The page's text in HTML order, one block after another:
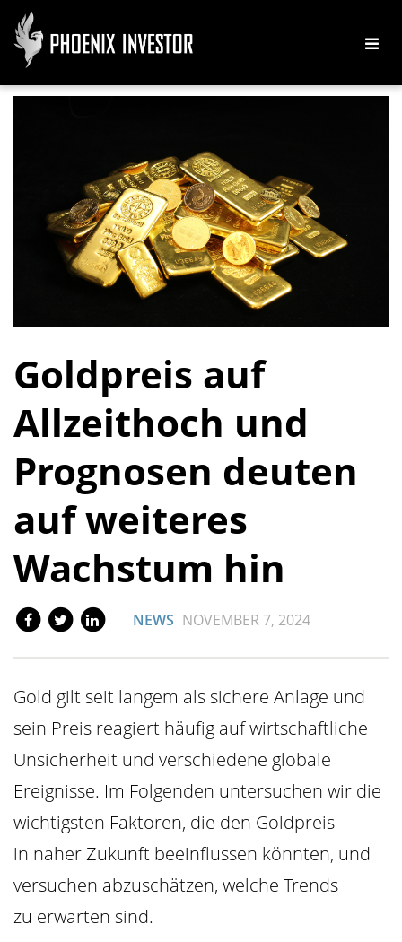
Goldpreis auf
Allzeithoch und
Prognosen deuten
auf weiteres
Wachstum hin
NEWS NOVEMBER 7, 2024
Gold gilt seit langem als sichere Anlage und
sein Preis reagiert häufig auf wirtschaftliche
Unsicherheit und verschiedene globale
Ereignisse. Im Folgenden untersuchen wir die
wichtigsten Faktoren, die den Goldpreis
in naher Zukunft beeinflussen könnten, und
versuchen abzuschätzen, welche Trends
zu erwarten sind.